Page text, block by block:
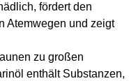
fördert den
Atemwegen und zeigt
zu großen
enthält Substanzen,